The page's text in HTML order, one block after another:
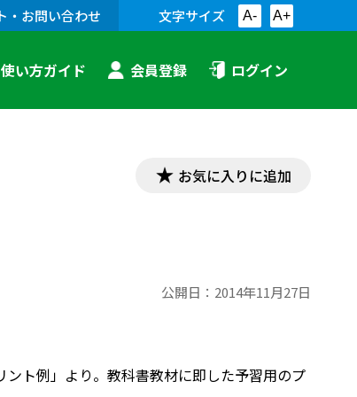
・お問い合わせ 文字サイズ A- A+
使い方ガイド 会員登録 ログイン
お気に入りに追加
公開日： 2014年11月27日
ト例」より。教科書教材に即した予習用のプ